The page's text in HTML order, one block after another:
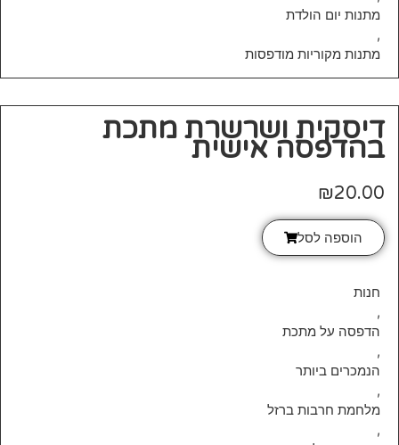
מתנות יום הולדת
,
מתנות מקוריות מודפסות
דיסקית ושרשרת מתכת
בהדפסה אישית
₪20.00
הוספה לסל
חנות
,
הדפסה על מתכת
,
הנמכרים ביותר
,
מלחמת חרבות ברזל
,